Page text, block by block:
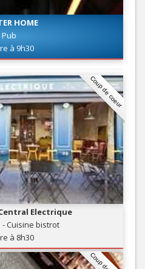
HOME
Pub
à 9h30
Coup de coeur
Electrique
- Cuisine bistrot
à 8h30